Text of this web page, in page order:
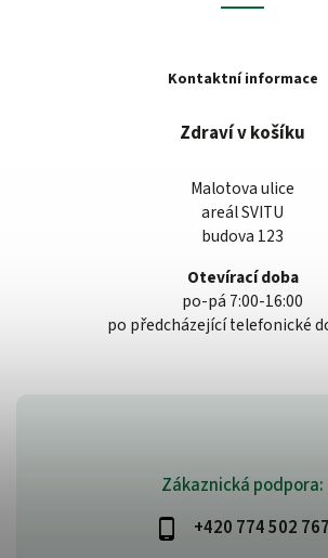
Zákaznická podpora:
+420 774 502 767
Kontaktní informace
Zdraví v košíku
Malotova ulice
areál SVITU
budova 123
Otevírací doba
po-pá 7:00-16:00
po předcházející telefonické